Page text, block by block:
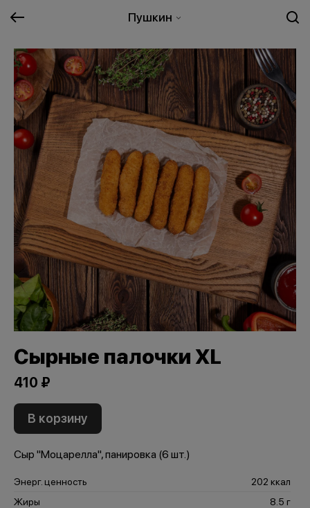
Пушкин
Сырные палочки XL
410 ₽
В корзину
Сыр "Моцарелла", панировка (6 шт.)
Энерг. ценность
202 ккал
Жиры
8.5 г